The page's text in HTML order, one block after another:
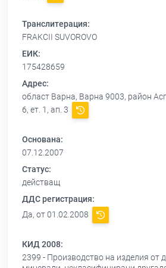
Транслитерация:
FRAKCII SUVOROVO
ЕИК:
175428659
Адрес:
област Варна, Варна 9003, район
6, ет. 1, ап. 3
Основана:
07.12.2007
Статус:
действащ
ДДС регистрация:
Да, от 01.02.2008
КИД 2008:
2399 - Производство на изделия от